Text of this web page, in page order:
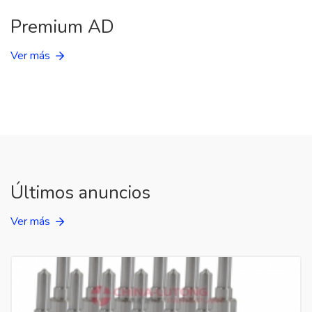
Premium AD
Ver más
Últimos anuncios
Ver más